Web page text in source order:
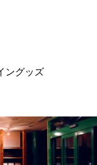
ングッズ